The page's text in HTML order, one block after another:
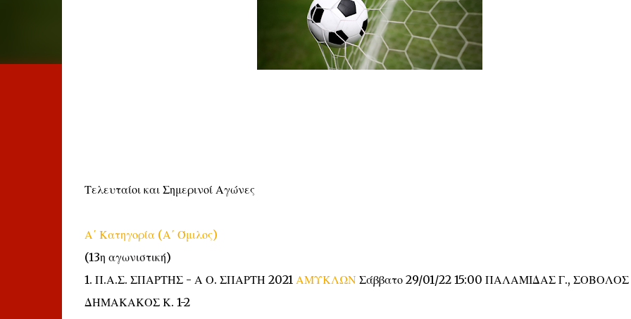
Τελευταίοι και Σημερινοί Αγώνες
Α΄ Κατηγορία (Α΄ Όμιλος)
(13η αγωνιστική)
1. Π.Α.Σ. ΣΠΑΡΤΗΣ - Α Ο. ΣΠΑΡΤΗ 2021 ΑΜΥΚΛΩΝΣάββατο 29/01/22 15:00 ΠΑΛΑΜΙΔΑΣ Γ., ΣΟΒΟΛΟΣ
ΔΗΜΑΚΑΚΟΣ Κ. 1-2